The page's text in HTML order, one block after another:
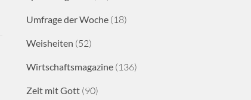
Umfrage der Woche (18)
Weisheiten (52)
Wirtschaftsmagazine (136)
Zeit mit Gott (90)